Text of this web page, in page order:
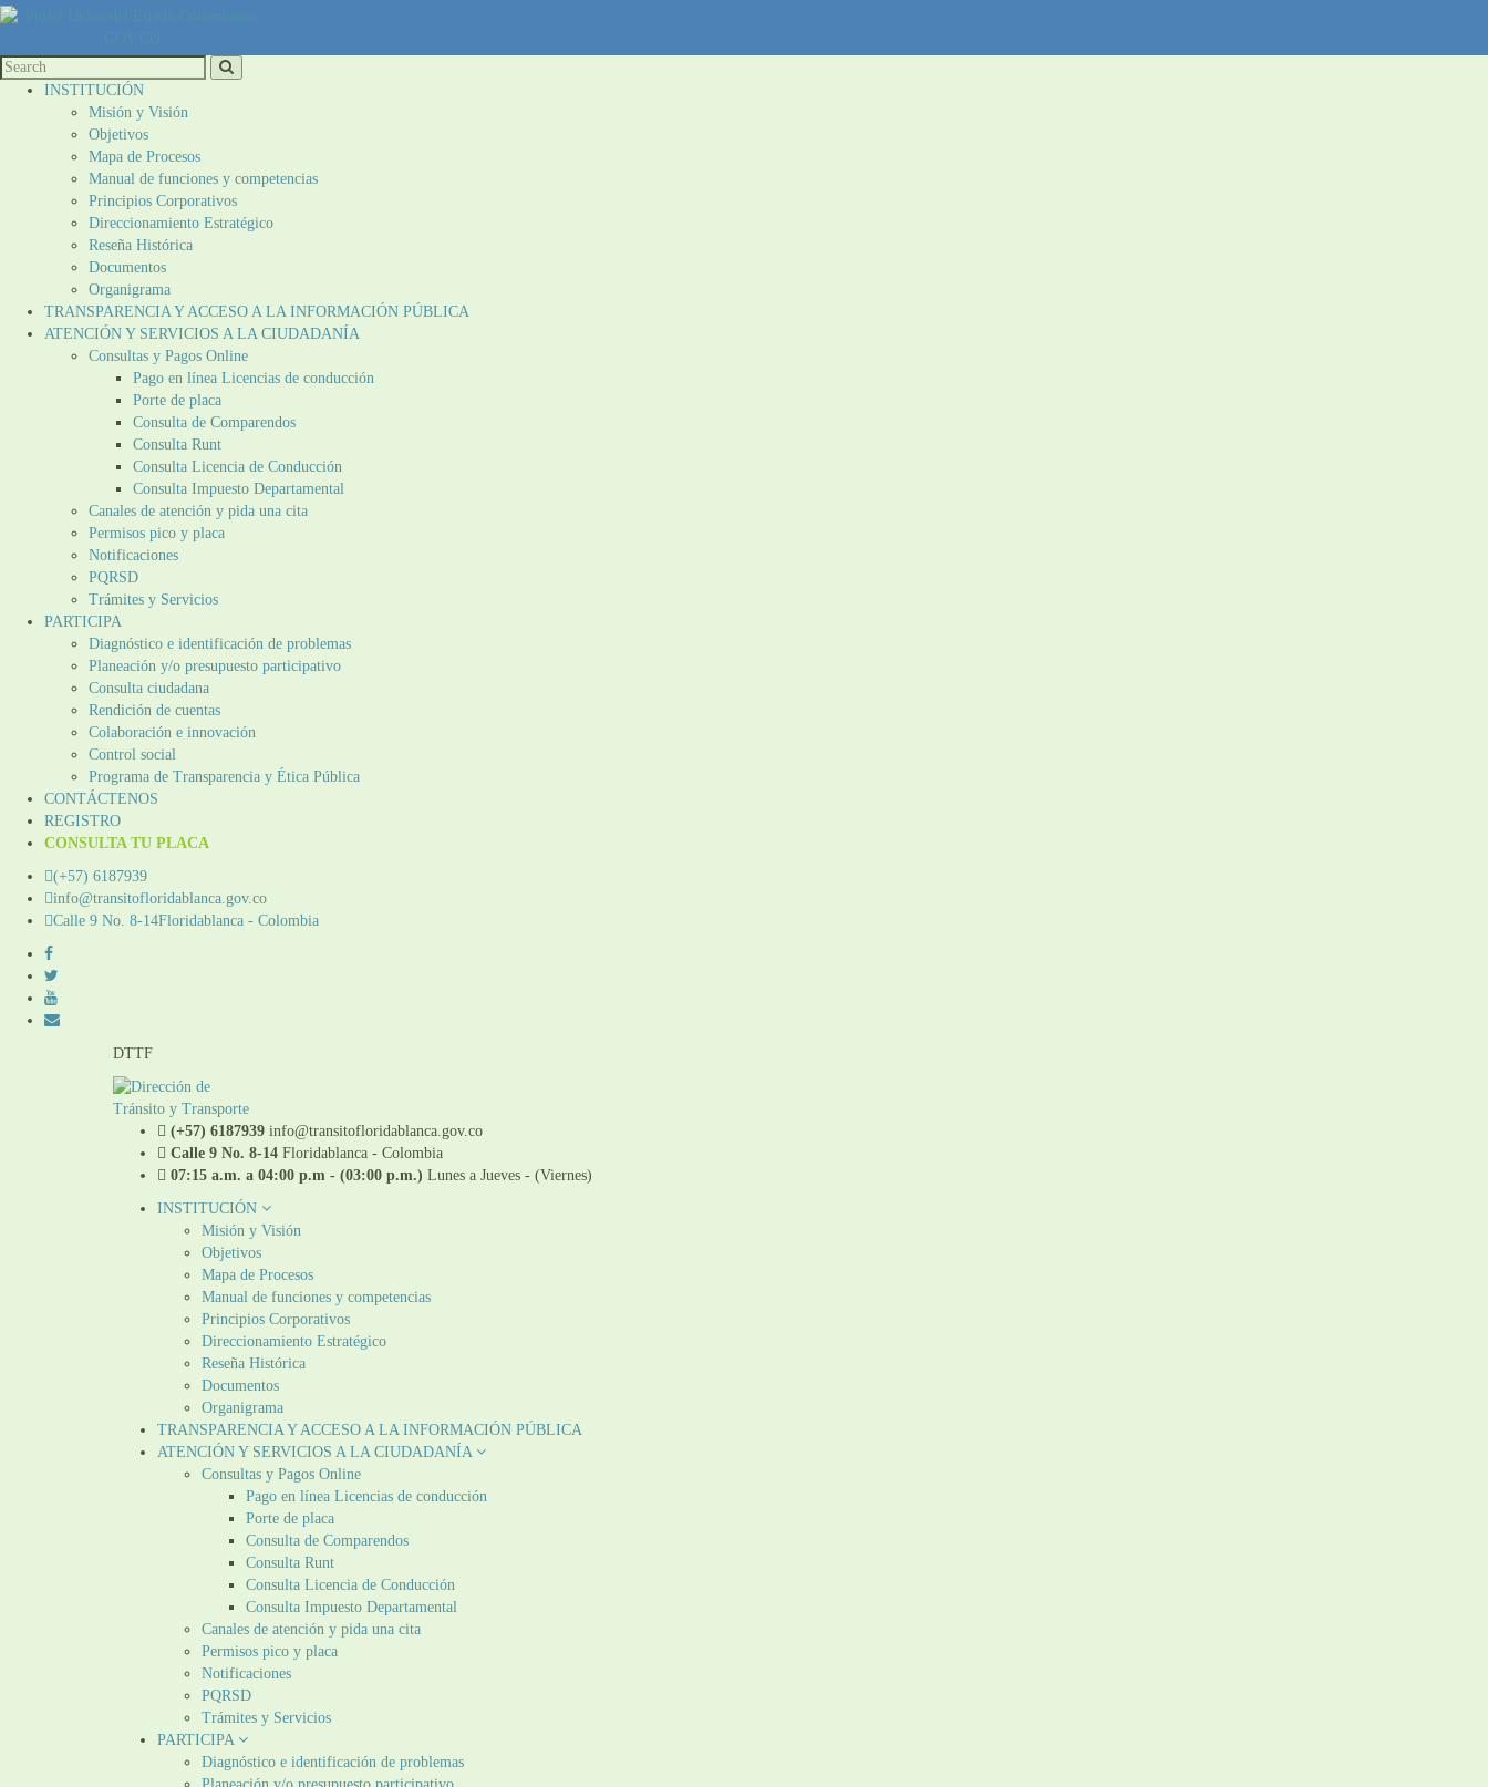
INSTITUCIÓN
Misión y Visión
Objetivos
Mapa de Procesos
Manual de funciones y competencias
Principios Corporativos
Direccionamiento Estratégico
Reseña Histórica
Documentos
Organigrama
TRANSPARENCIA Y ACCESO A LA INFORMACIÓN PÚBLICA
ATENCIÓN Y SERVICIOS A LA CIUDADANÍA
Consultas y Pagos Online
Pago en línea Licencias de conducción
Porte de placa
Consulta de Comparendos
Consulta Runt
Consulta Licencia de Conducción
Consulta Impuesto Departamental
Canales de atención y pida una cita
Permisos pico y placa
Notificaciones
PQRSD
Trámites y Servicios
PARTICIPA
Diagnóstico e identificación de problemas
Planeación y/o presupuesto participativo​
Consulta ciudadana
Rendición de cuentas
Colaboración e innovación
Control social
Programa de Transparencia y Ética Pública
CONTÁCTENOS
REGISTRO
CONSULTA TU PLACA
(+57) 6187939
info@transitofloridablanca.gov.co
Calle 9 No. 8-14Floridablanca - Colombia
DTTF
(+57) 6187939 info@transitofloridablanca.gov.co
Calle 9 No. 8-14 Floridablanca - Colombia
07:15 a.m. a 04:00 p.m - (03:00 p.m.) Lunes a Jueves - (Viernes)
INSTITUCIÓN
Misión y Visión
Objetivos
Mapa de Procesos
Manual de funciones y competencias
Principios Corporativos
Direccionamiento Estratégico
Reseña Histórica
Documentos
Organigrama
TRANSPARENCIA Y ACCESO A LA INFORMACIÓN PÚBLICA
ATENCIÓN Y SERVICIOS A LA CIUDADANÍA
Consultas y Pagos Online
Pago en línea Licencias de conducción
Porte de placa
Consulta de Comparendos
Consulta Runt
Consulta Licencia de Conducción
Consulta Impuesto Departamental
Canales de atención y pida una cita
Permisos pico y placa
Notificaciones
PQRSD
Trámites y Servicios
PARTICIPA
Diagnóstico e identificación de problemas